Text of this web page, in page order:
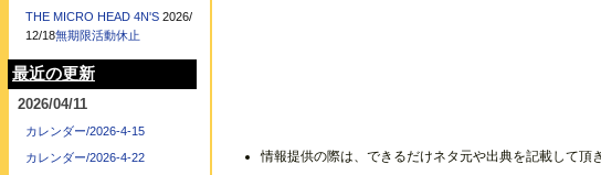
情報提供の際は、できるだけネタ元や出典を記載して
THE MICRO HEAD 4N'S 2026/
12/18無期限活動休止
最近の更新
2026/04/11
カレンダー/2026-4-15
カレンダー/2026-4-22